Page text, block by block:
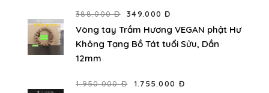
388.000 Đ 349.000 Đ
Vòng tay Trầm Hương VEGAN phật Hư
Không Tạng Bồ Tát tuổi Sửu, Dần
12mm
1.950.000 Đ 1.755.000 Đ